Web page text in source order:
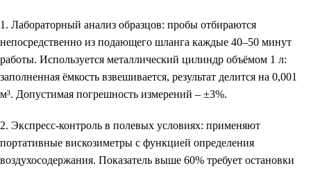
1. Лабораторный анализ образцов: пробы отбираются
непосредственно из подающего шланга каждые 40–50 минут
работы. Используется металлический цилиндр объёмом 1 л:
заполненная ёмкость взвешивается, результат делится на 0,001
м³. Допустимая погрешность измерений – ±3%.
2. Экспресс-контроль в полевых условиях: применяют
портативные вискозиметры с функцией определения
воздухосодержания. Показатель выше 60% требует остановки